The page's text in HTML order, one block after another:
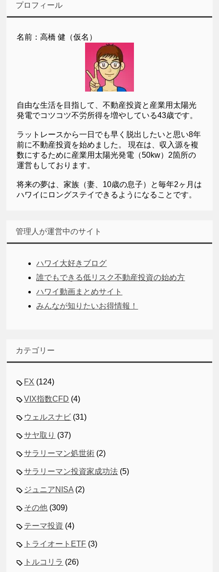
プロフィール
名前：高橋 健（仮名）
自由な生活を目指して、不動産投資と産業用太陽光
発電でコツコツ不労所得を増やしている43歳です。
ラットレースから一日でも早く脱出したいと思い8年
前に不動産投資を始めました。 現在は、収入源を複
数にするために産業用太陽光発電（50kw）2箇所の
運営もしております。
将来の夢は、家族（妻、10歳の息子）と毎年2ヶ月は
ハワイにロングステイできるようになることです。
管理人が運営中のサイト
ハワイ大好きブログ
誰でもできる低リスク不動産投資の始め方
ハワイ動画まとめサイト
みんなが知りたいお得情報！
カテゴリー
FX (124)
VIX指数CFD (4)
ウェルスナビ (31)
サヤ取り (37)
サラリーマン処世術 (2)
サラリーマン投資家成功法 (5)
ジュニアNISA (2)
その他 (309)
テーマ投資 (4)
トライオートETF (3)
トルコリラ (26)